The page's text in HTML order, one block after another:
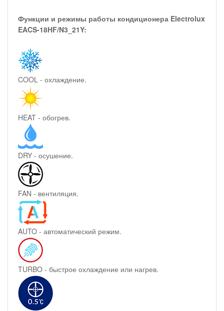
Функции и режимы работы кондиционера Electrolux
EACS-18HF/N3_21Y:
COOL - охлаждение.
HEAT - обогрев.
DRY - осушение.
FAN - вентиляция.
AUTO - автоматический режим.
TURBO - быстрое охлаждение или нагрев.